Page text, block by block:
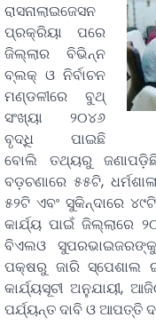
ରାସନାଲାଇଜେସନ
ପ୍ରକ୍ରିୟା ପରେ
ଜିଲ୍ଲାର ବିଭିନ୍ନ
ବ୍ଲକ୍ ଓ ନିର୍ବାଚନ
ମଣ୍ଡଳୀରେ ବୁଥ୍
ସଂଖ୍ୟା ୨୦୪୬
ବୃଦ୍ଧି ପାଇଛି
ବୋଲି ତଥ୍ୟରୁ
ବଡ଼ଚଣାରେ ୫୫ଟି,
୫୨ଟି ଏବଂ ସୁକିନ୍ଦାରେ
କାର୍ଯ୍ୟ ପାଇଁ ଜିଲ୍ଲାରେ
ବିଏଲଓ ସୁପରଭାଇଜରଙ୍କୁ
ପକ୍ଷରୁ ଜାରି ସ୍ପେଶାଲ
କାର୍ଯ୍ୟସୂଚୀ ଅନୁଯାୟୀ,
ପର୍ଯ୍ୟନ୍ତ ଦାବି ଓ ଆପତ୍ତି